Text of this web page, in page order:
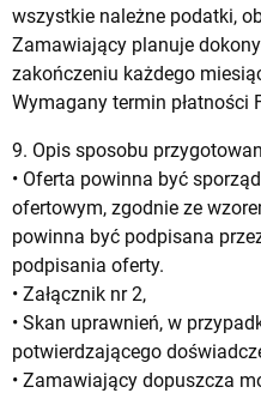
wszystkie należne podatki,
Zamawiający planuje
zakończeniu każdego
Wymagany termin płatności
9. Opis sposobu
• Oferta powinna być
ofertowym, zgodnie ze
powinna być podpisana
podpisania oferty.
• Załącznik nr 2,
• Skan uprawnień, w
potwierdzającego
• Zamawiający dopuszcza